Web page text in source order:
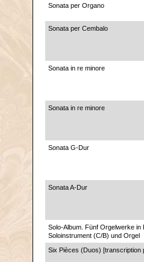
Sonata per Organo
Sonata per Cembalo
Sonata in re minore
Sonata in re minore
Sonata G-Dur
Sonata A-Dur
Solo-Album. Fünf Orgelwerke in
Soloinstrument (C/B) und Orgel
Six Pièces (Duos) [transcription